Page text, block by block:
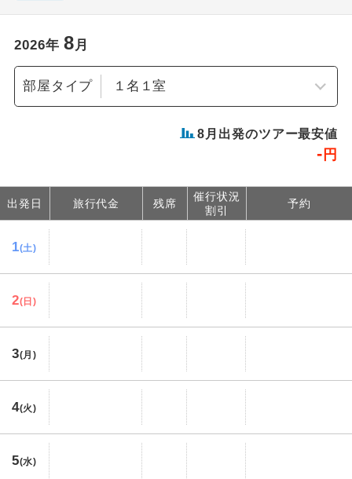
2026年 8月
部屋タイプ
8 月出発のツアー最安値
- 円
出発日 旅行代金 残席
催行状況
割引
予約
1(土)
2(日)
3(月)
4(火)
5(水)